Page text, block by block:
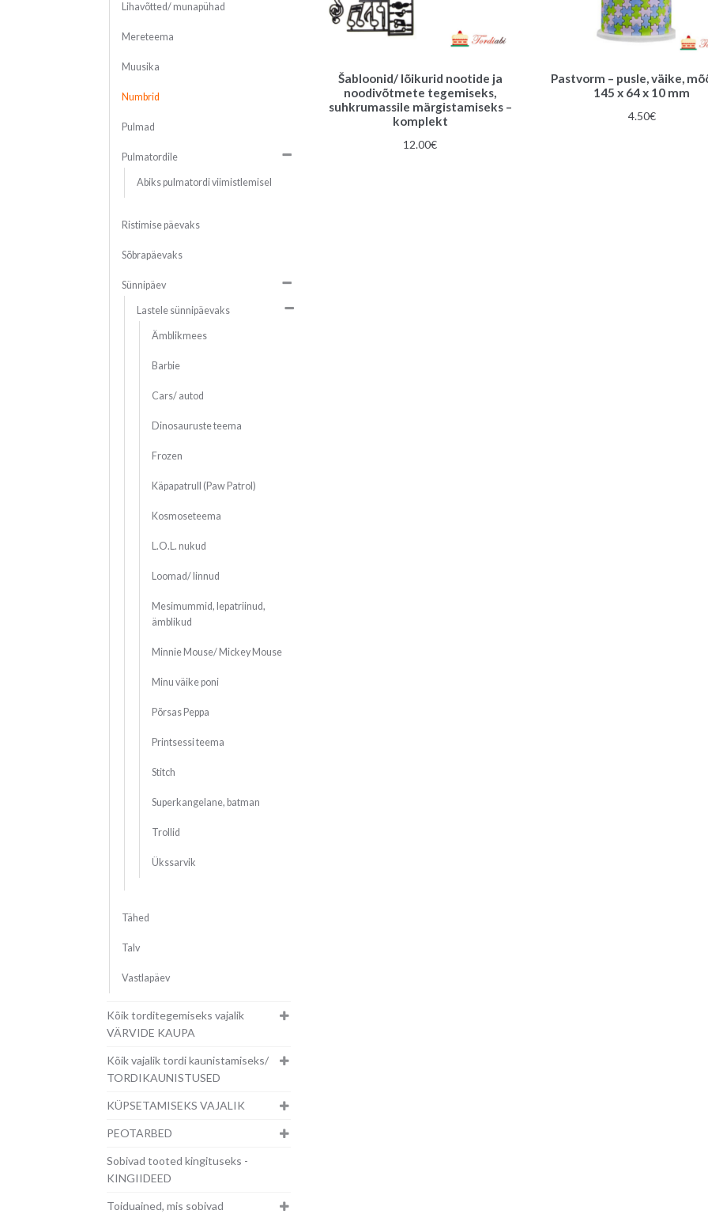
Šabloonid/ lõikurid nootide ja
noodivõtmete tegemiseks,
suhkrumassile märgistamiseks –
komplekt
12.00€
Pastvorm – pusle, väike,
145 x 64 x 10 mm
4.50€
Lihavõtted/ munapühad
Mereteema
Muusika
Numbrid
Pulmad
Pulmatordile
Abiks pulmatordi viimistlemisel
Ristimise päevaks
Sõbrapäevaks
Sünnipäev
Lastele sünnipäevaks
Ämblikmees
Barbie
Cars/ autod
Dinosauruste teema
Frozen
Käpapatrull (Paw Patrol)
Kosmoseteema
L.O.L. nukud
Loomad/ linnud
Mesimummid, lepatriinud,
ämblikud
Minnie Mouse/ Mickey Mouse
Minu väike poni
Põrsas Peppa
Printsessi teema
Stitch
Superkangelane, batman
Trollid
Ükssarvik
Tähed
Talv
Vastlapäev
Kõik torditegemiseks vajalik
VÄRVIDE KAUPA
Kõik vajalik tordi kaunistamiseks/
TORDIKAUNISTUSED
KÜPSETAMISEKS VAJALIK
PEOTARBED
Sobivad tooted kingituseks -
KINGIIDEED
Toiduained, mis sobivad